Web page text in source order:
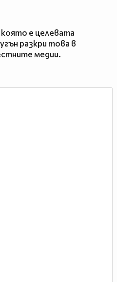
която е целевата
разкри това в
медии.